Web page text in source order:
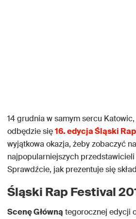
14 grudnia w samym sercu
odbędzie się16. edycja Śląski
wyjątkowa okazja, żeby zobaczyć
najpopularniejszych
Sprawdźcie, jak prezentuje się
Śląski Rap Festival
Scenę Główną tegorocznej edycji